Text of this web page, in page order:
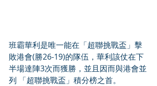
班霸華利是唯一能在「超聯挑戰盃」擊
敗港會(勝26-19)的隊伍，華利該仗在下
半場達陣3次而獲勝，並且因而與港會並
列 「超聯挑戰盃」積分榜之首。